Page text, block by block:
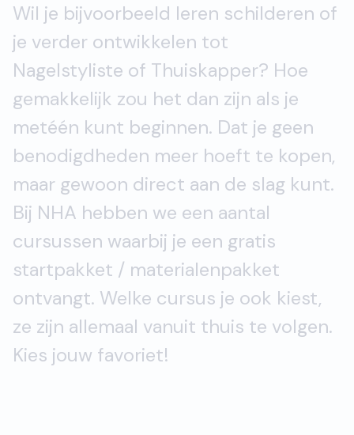
Wil je bijvoorbeeld leren schilderen of
je verder ontwikkelen tot
Nagelstyliste of Thuiskapper? Hoe
gemakkelijk zou het dan zijn als je
metéén kunt beginnen. Dat je geen
benodigdheden meer hoeft te kopen,
maar gewoon direct aan de slag kunt.
Bij NHA hebben we een aantal
cursussen waarbij je een gratis
startpakket / materialenpakket
ontvangt. Welke cursus je ook kiest,
ze zijn allemaal vanuit thuis te volgen.
Kies jouw favoriet!